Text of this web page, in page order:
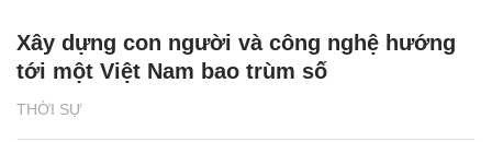
THỜI SỰ
Xây dựng con người và công nghệ hướng
tới một Việt Nam bao trùm số